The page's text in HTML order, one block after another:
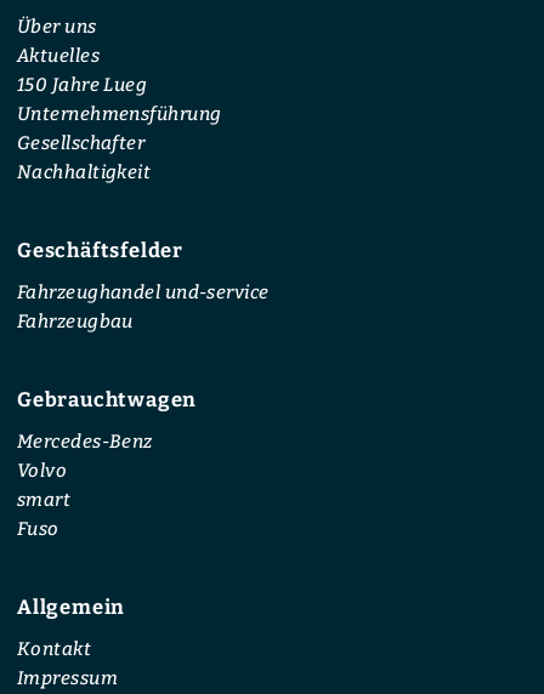
Über uns
Aktuelles
150 Jahre Lueg
Unternehmensführung
Gesellschafter
Nachhaltigkeit
Geschäftsfelder
Fahrzeughandel und-service
Fahrzeugbau
Gebrauchtwagen
Mercedes-Benz
Volvo
smart
Fuso
Allgemein
Kontakt
Impressum